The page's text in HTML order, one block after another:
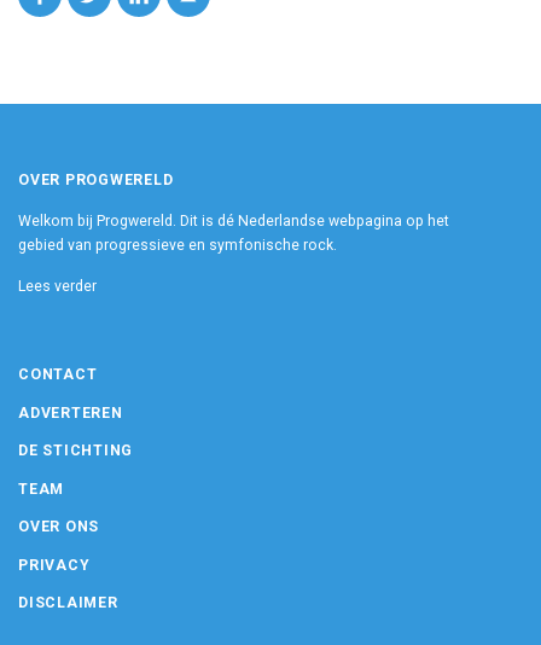
OVER PROGWERELD
Welkom bij Progwereld. Dit is dé Nederlandse webpagina op het
gebied van progressieve en symfonische rock.
Lees verder
CONTACT
ADVERTEREN
DE STICHTING
TEAM
OVER ONS
PRIVACY
DISCLAIMER